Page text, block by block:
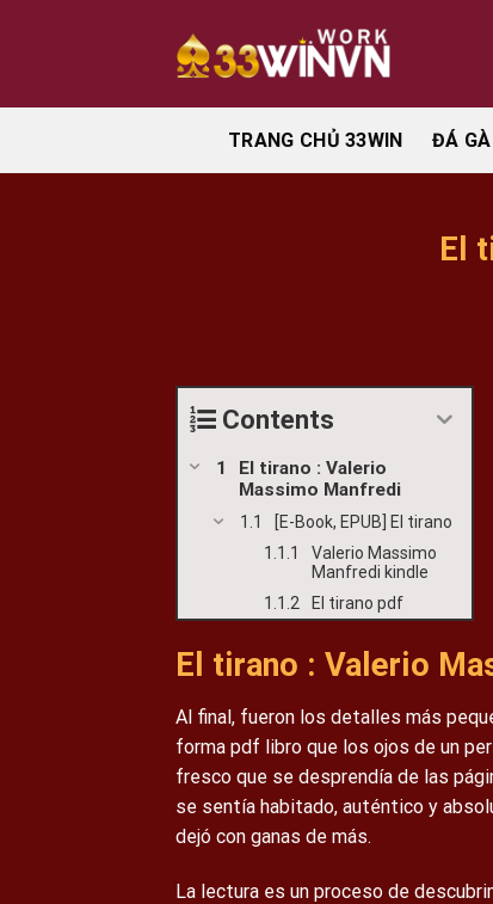
TRANG CHỦ 33WIN ĐÁ GÀ
El
Contents
El tirano : Valerio
Massimo Manfredi
[E-Book, EPUB] El tirano
Valerio Massimo
Manfredi kindle
El tirano pdf
El tirano : Valerio
Al final, fueron los detalles más
forma pdf libro que los ojos de un
fresco que se desprendía de las
se sentía habitado, auténtico y
dejó con ganas de más.
La lectura es un proceso de